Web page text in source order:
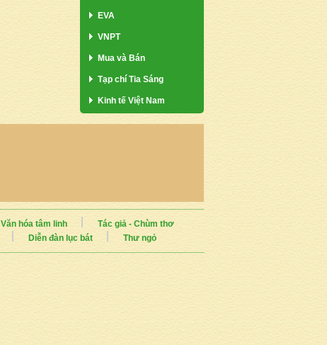
EVA
VNPT
Mua và Bán
Tạp chí Tia Sáng
Kinh tế Việt Nam
Văn hóa tâm linh
Tác giả - Chùm thơ
Diễn đàn lục bát Thư ngỏ